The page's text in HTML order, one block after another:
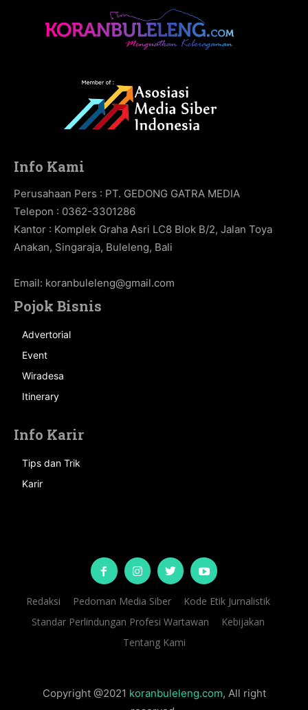
Info Kami
Perusahaan Pers : PT. GEDONG GATRA MEDIA
Telepon : 0362-3301286
Kantor : Komplek Graha Asri LC8 Blok B/2, Jalan Toya
Anakan, Singaraja, Buleleng, Bali
Email: koranbuleleng@gmail.com
Pojok Bisnis
Advertorial
Event
Wiradesa
Itinerary
Info Karir
Tips dan Trik
Karir
Redaksi Pedoman Media Siber
Kode Etik Jurnalistik
Standar Perlindungan Profesi Wartawan
Kebijakan
Tentang Kami
Copyright @2021 koranbuleleng.com, All right